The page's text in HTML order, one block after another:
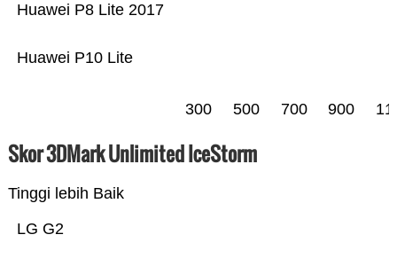
Huawei P10 Lite
Huawei P8 Lite 2017
300 500 700 900
Skor 3DMark Unlimited IceStorm
Tinggi lebih Baik
LG G2